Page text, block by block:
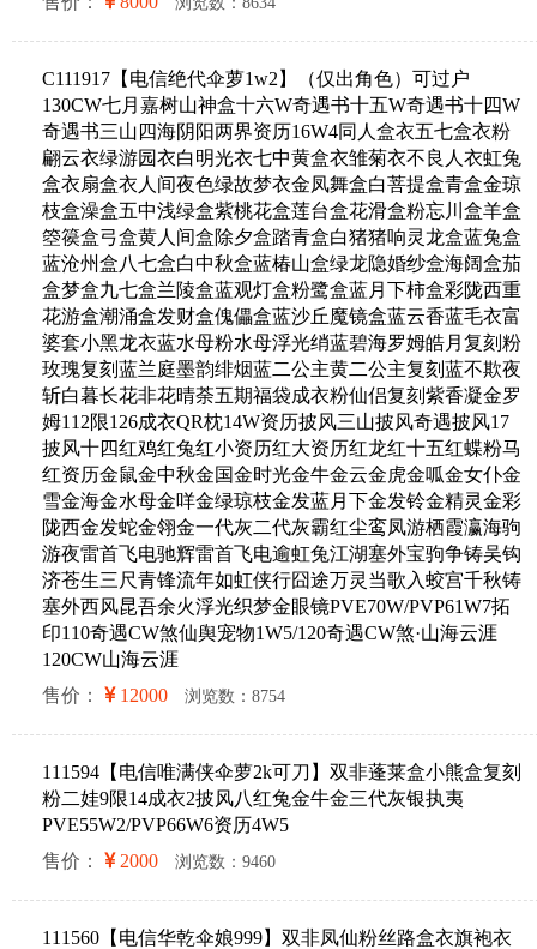
C111917【电信绝代伞萝1w2】（仅出角色）可过户
130CW七月嘉树山神盒十六W奇遇书十五W奇遇书十四W
奇遇书三山四海阴阳两界资历16W4同人盒衣五七盒衣粉
翩云衣绿游园衣白明光衣七中黄盒衣雏菊衣不良人衣虹兔
盒衣扇盒衣人间夜色绿故梦衣金凤舞盒白菩提盒青盒金琼
枝盒澡盒五中浅绿盒紫桃花盒莲台盒花滑盒粉忘川盒羊盒
箜篌盒弓盒黄人间盒除夕盒踏青盒白猪猪响灵龙盒蓝兔盒
蓝沧州盒八七盒白中秋盒蓝椿山盒绿龙隐婚纱盒海阔盒茄
盒梦盒九七盒兰陵盒蓝观灯盒粉鹭盒蓝月下柿盒彩陇西重
花游盒潮涌盒发财盒傀儡盒蓝沙丘魔镜盒蓝云香蓝毛衣富
婆套小黑龙衣蓝水母粉水母浮光绡蓝碧海罗姆皓月复刻粉
玫瑰复刻蓝兰庭墨韵绯烟蓝二公主黄二公主复刻蓝不欺夜
斩白暮长花非花晴荼五期福袋成衣粉仙侣复刻紫香凝金罗
姆112限126成衣QR枕14W资历披风三山披风奇遇披风17
披风十四红鸡红兔红小资历红大资历红龙红十五红蝶粉马
红资历金鼠金中秋金国金时光金牛金云金虎金呱金女仆金
雪金海金水母金咩金绿琼枝金发蓝月下金发铃金精灵金彩
陇西金发蛇金翎金一代灰二代灰霸红尘鸾凤游栖霞瀛海驹
游夜雷首飞电驰辉雷首飞电逾虹兔江湖塞外宝驹争铸吴钩
济苍生三尺青锋流年如虹侠行囧途万灵当歌入蛟宫千秋铸
塞外西风昆吾余火浮光织梦金眼镜PVE70W/PVP61W7拓
印110奇遇CW煞仙舆宠物1W5/120奇遇CW煞·山海云涯
120CW山海云涯
售价：
12000 浏览数：8754
111594【电信唯满侠伞萝2k可刀】双非蓬莱盒小熊盒复刻
粉二娃9限14成衣2披风八红兔金牛金三代灰银执夷
PVE55W2/PVP66W6资历4W5
售价：
2000 浏览数：9460
111560【电信华乾伞娘999】双非凤仙粉丝路盒衣旗袍衣